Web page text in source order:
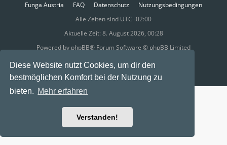
Diese Website nutzt Cookies, um dir den
bestmöglichen Komfort bei der Nutzung zu
bieten. Mehr erfahren
Verstanden!
Funga Austria FAQ Datenschutz
Nutzungsbedingungen
Alle Zeiten sind UTC+02:00
Aktuelle Zeit: 8. August 2026, 00:28
Powered by phpBB® Forum Software © phpBB Limited
Ravaio Theme byGramziu